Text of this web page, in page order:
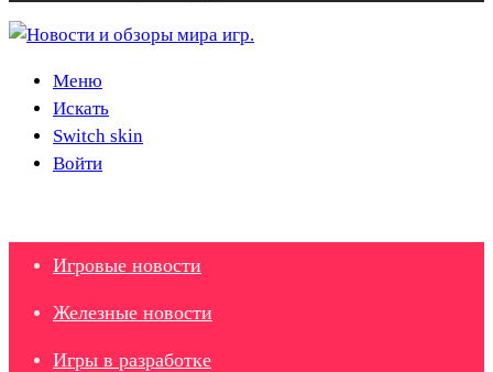
Меню
Искать
Switch skin
Войти
Игровые новости
Железные новости
Игры в разработке